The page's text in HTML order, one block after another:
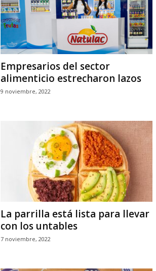
Empresarios del sector
alimenticio estrecharon lazos
9 noviembre, 2022
La parrilla está lista para llevar
con los untables
7 noviembre, 2022